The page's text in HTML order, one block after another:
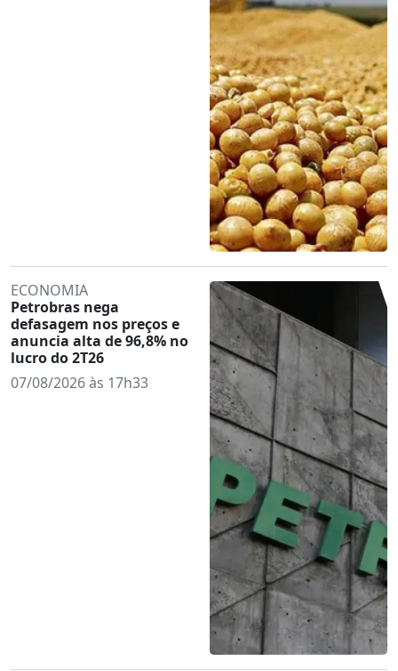
ECONOMIA
Petrobras nega
defasagem nos preços e
anuncia alta de 96,8% no
lucro do 2T26
07/08/2026 às 17h33